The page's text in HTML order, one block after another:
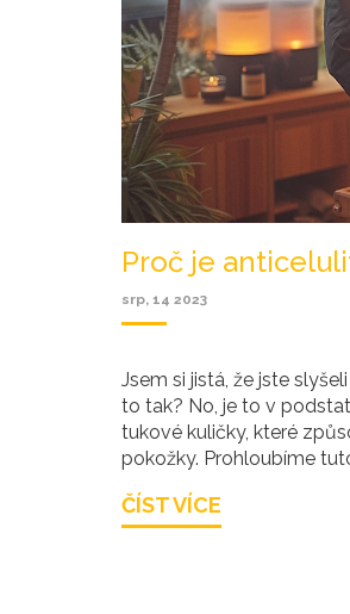
Proč je
srp, 14 2023
Jsem si jistá, že jste
to tak? No, je to v
tukové kuličky, které
pokožky. Prohloubíme
ČÍST VÍCE